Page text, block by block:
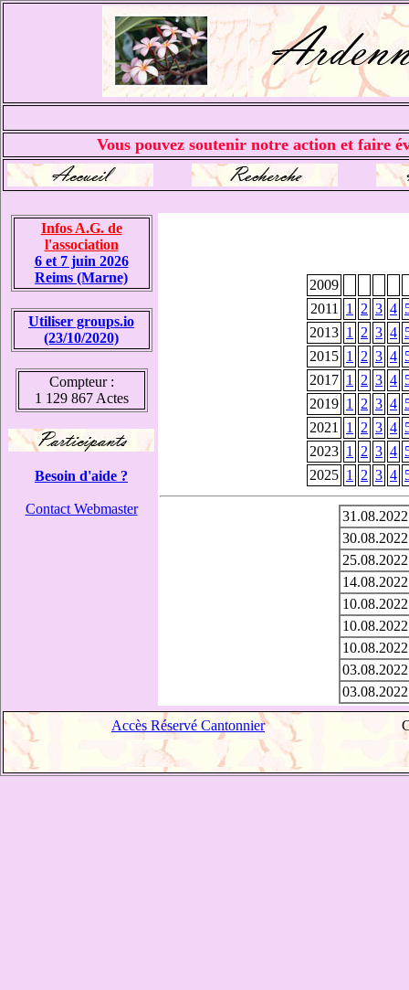
Vous pouvez soutenir notre action et faire
Infos A.G. de
l'association
6 et 7 juin 2026
Reims (Marne)
Utiliser groups.io
(23/10/2020)
Compteur :
1 129 867 Actes
Besoin d'aide ?
Contact Webmaster
2009
2011
1 2 3 4
2013 1 2 3 4
2015 1 2 3 4
2017 1 2 3 4
2019 1 2 3 4
2021
1 2 3 4
2023 1 2 3 4
2025 1 2 3 4
31.08.2022
30.08.2022
25.08.2022
14.08.2022
10.08.2022
10.08.2022
10.08.2022
03.08.2022
03.08.2022
Accès Réservé Cantonnier